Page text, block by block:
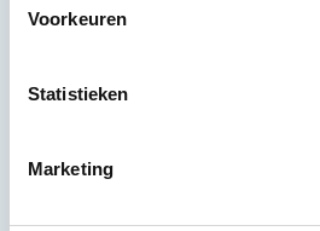
Voorkeuren
Statistieken
Marketing
papier te worden
bij de
zijn echt het
gedeeld worden